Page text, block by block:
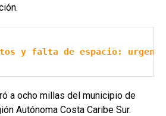
y falta de espacio: urgen
a ocho millas del municipio de
Autónoma Costa Caribe Sur.